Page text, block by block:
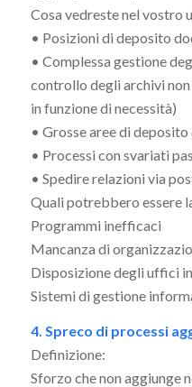
Cosa vedreste nel vostro
• Posizioni di deposito
• Complessa gestione
controllo degli archivi
in funzione di necessità)
• Grosse aree di
• Processi con svariati
• Spedire relazioni via
Quali potrebbero essere
Programmi inefficaci
Mancanza di
Disposizione degli uffici
Sistemi di gestione
4. Spreco di processi
Definizione:
Sforzo che non aggiunge